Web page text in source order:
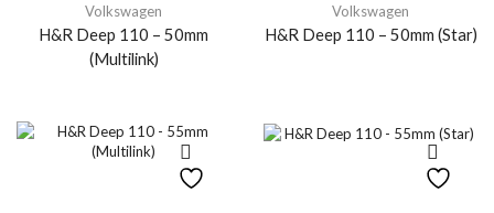
Volkswagen
H&R Deep 110 – 50mm
(Multilink)
Volkswagen
H&R Deep 110 – 50mm (Star)